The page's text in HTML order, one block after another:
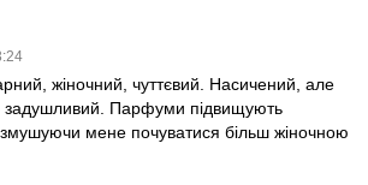
жіночний, чуттєвий. Насичений, але
задушливий. Парфуми підвищують
змушуючи мене почуватися більш жіночною